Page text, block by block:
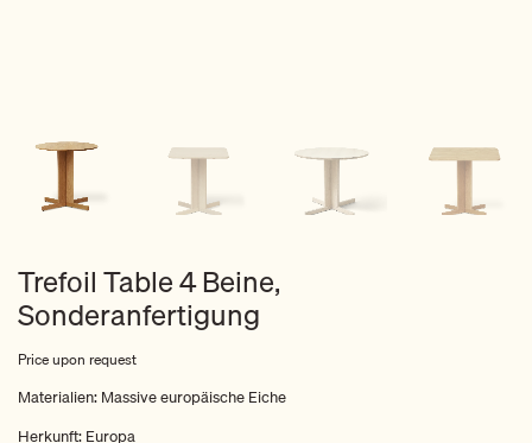
Trefoil Table 4 Beine,
Sonderanfertigung
Price upon request
Materialien: Massive europäische Eiche
Herkunft: Europa